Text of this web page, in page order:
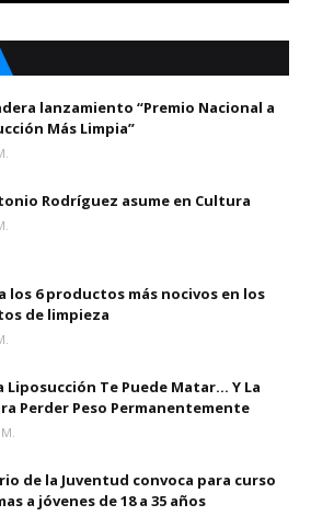
lanzamiento “Premio Nacional a
Más Limpia”
Rodríguez asume en Cultura
los 6 productos más nocivos en los
de limpieza
Liposucción Te Puede Matar… Y La
Perder Peso Permanentemente
de la Juventud convoca para curso
a jóvenes de 18 a 35 años